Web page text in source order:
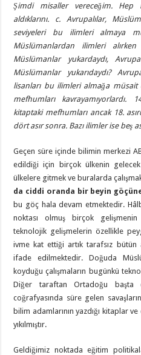
Şimdi misaller vereceğim. Hep
aldıklarını. c. Avrupalılar,
seviyeleri bu ilimleri almaya
Müslümanlardan ilimleri alırken
Müslümanlar yukardaydı,
Müslümanlar yukarıdaydı?
lisanları bu ilimleri almağa müsait
mefhumları
kitaptaki mefhumları ancak 18.
dört asır sonra. Bazı ilimler ise beş
Geçen süre içinde bilimin merkezi
edildiği için birçok ülkenin
ülkelere gitmek ve buralarda
da ciddi oranda bir beyin
bu göç hala devam etmektedir.
noktası olmuş birçok
teknolojik gelişmelerin özellikle
ivme kat ettiği artık tarafsız bütün
ifade edilmektedir. Doğuda
koyduğu çalışmaların bugünkü
Diğer taraftan Ortadoğu başta
coğrafyasında süre gelen
bilim adamlarının yazdığı kitaplar
yıkılmıştır.
Geldiğimiz noktada eğitim